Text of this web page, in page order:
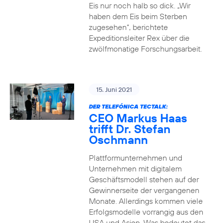
Eis nur noch halb so dick. „Wir
haben dem Eis beim Sterben
zugesehen“, berichtete
Expeditionsleiter Rex über die
zwölfmonatige Forschungsarbeit.
15. Juni 2021
DER TELEFÓNICA TECTALK:
CEO Markus Haas
trifft Dr. Stefan
Oschmann
Plattformunternehmen und
Unternehmen mit digitalem
Geschäftsmodell stehen auf der
Gewinnerseite der vergangenen
Monate. Allerdings kommen viele
Erfolgsmodelle vorrangig aus den